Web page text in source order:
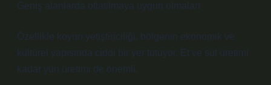
Geniş alanlarda otlatılmaya uygun olmaları
Özellikle koyun yetiştiriciliği, bölgenin ekonomik ve
kültürel yapısında ciddi bir yer tutuyor. Et ve süt üretimi
kadar yün üretimi de önemli.